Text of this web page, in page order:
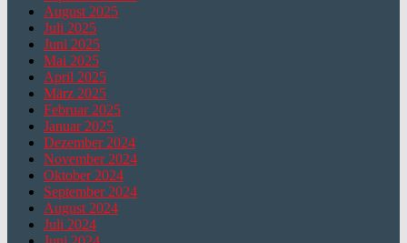
August 2025
Juli 2025
Juni 2025
Mai 2025
April 2025
März 2025
Februar 2025
Januar 2025
Dezember 2024
November 2024
Oktober 2024
September 2024
August 2024
Juli 2024